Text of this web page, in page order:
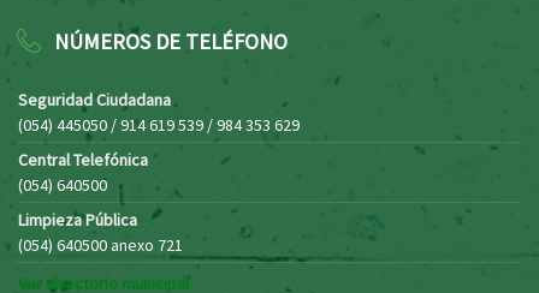
NÚMEROS DE TELÉFONO
Seguridad Ciudadana
(054) 445050 / 914 619 539 / 984 353 629
Central Telefónica
(054) 640500
Limpieza Pública
(054) 640500 anexo 721
Ver directorio municipal